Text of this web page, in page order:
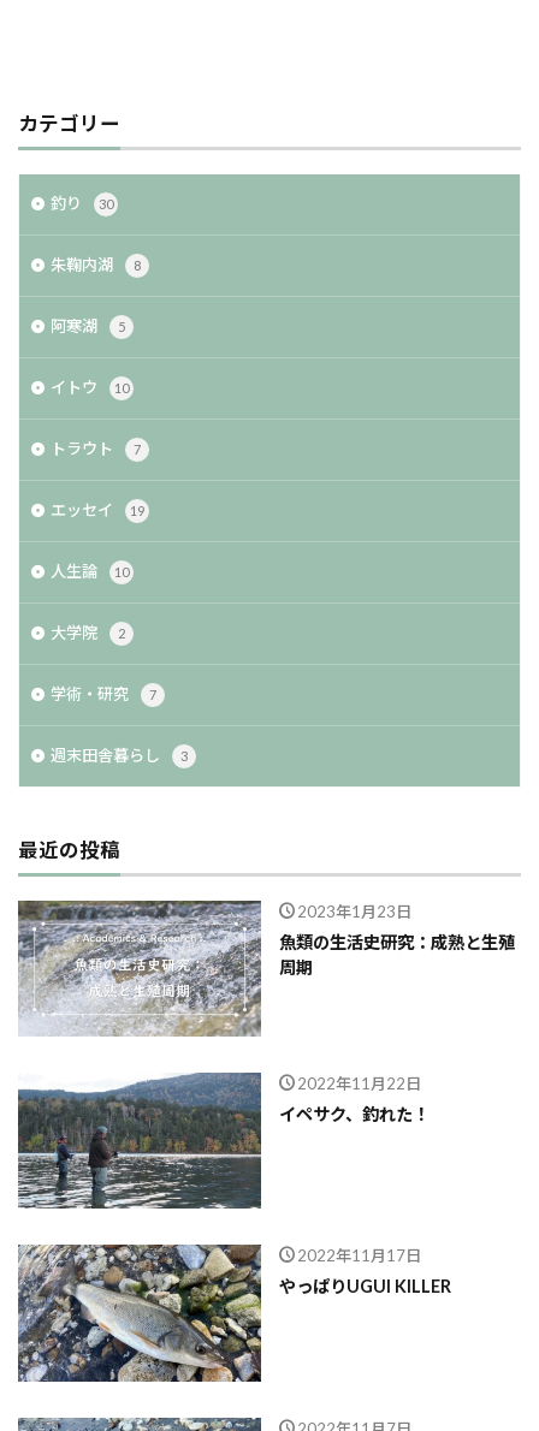
カテゴリー
釣り 30
朱鞠内湖 8
阿寒湖 5
イトウ 10
トラウト 7
エッセイ 19
人生論 10
大学院 2
学術・研究 7
週末田舎暮らし 3
最近の投稿
2023年1月23日
魚類の生活史研究：成熟と生殖
周期
2022年11月22日
イペサク、釣れた！
2022年11月17日
やっぱりUGUI KILLER